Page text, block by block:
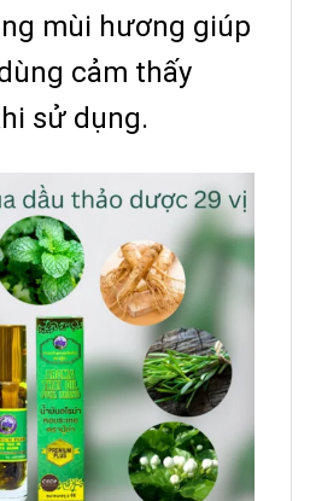
mùi hương giúp
cảm thấy
sử dụng.